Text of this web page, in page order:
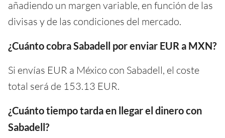
añadiendo un margen variable, en función de las
divisas y de las condiciones del mercado.
¿Cuánto cobra Sabadell por enviar EUR a MXN?
Si envías EUR a México con Sabadell, el coste
total será de 153.13 EUR.
¿Cuánto tiempo tarda en llegar el dinero con
Sabadell?